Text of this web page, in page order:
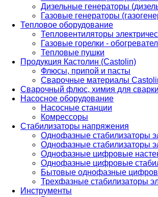
Дизельные генераторы
Газовые генераторы
Тепловое оборудование
Тепловентиляторы
Газовые горелки -
Тепловые пушки
Продукция Кастолин (Castolin)
Флюсы, припой и пасты
Сварочные материалы
Сварочный флюс, химия для
Насосное оборудование
Насосные станции
Комрессоры
Стабилизаторы напряжения
Однофазные стабилизаторы
Однофазные стабилизаторы
Однофазные цифровые
Однофазные цифровые
Бытовые однофазные
Трехфазные стабилизаторы
Инструменты